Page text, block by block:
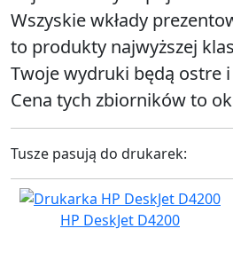
Wszyskie wkłady
to produkty najwyższej
Twoje wydruki będą ostre
Cena tych zbiorników to
Tusze pasują do drukarek:
HP DeskJet D4200